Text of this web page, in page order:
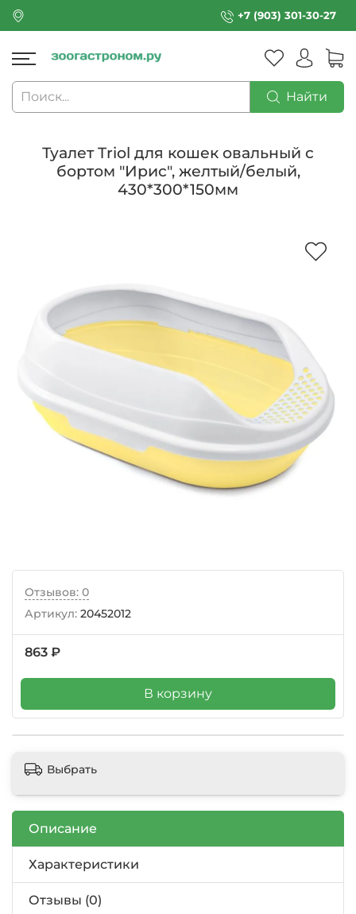
+7 (903) 301-30-27
Найти
Туалет Triol для кошек овальный с
бортом "Ирис", желтый/белый,
430*300*150мм
Отзывов: 0
Артикул: 20452012
863 ₽
В корзину
Выбрать
Описание
Характеристики
Отзывы (0)